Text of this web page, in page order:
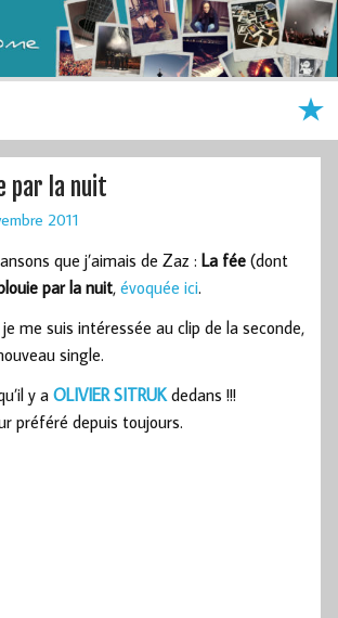
par la nuit
2011
que j’aimais de Zaz : La fée (dont
par la nuit, évoquée ici.
me suis intéressée au clip de la seconde,
single.
y a OLIVIER SITRUK dedans !!!
préféré depuis toujours.